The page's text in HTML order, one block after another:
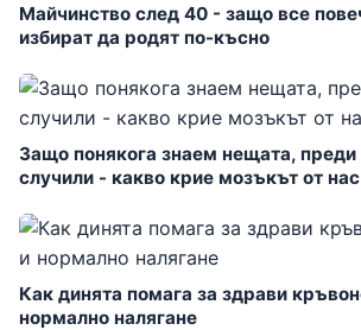
Майчинство след 40 - защо все
избират да родят по-късно
Защо понякога знаем нещата, преди
случили - какво крие мозъкът от нас
Как динята помага за здрави
нормално налягане